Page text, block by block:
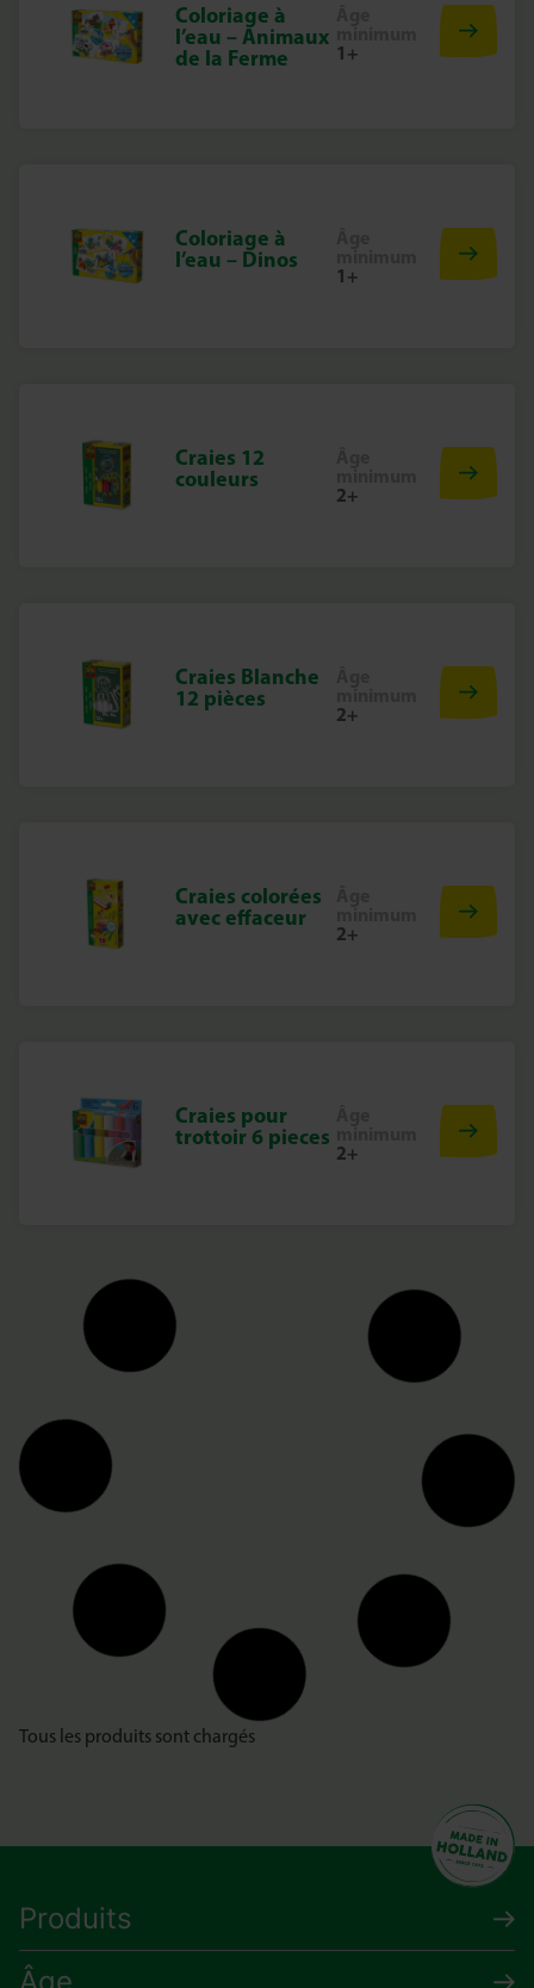
Coloriage à
l’eau – Animaux
de la Ferme
1+
Coloriage à
l’eau – Dinos
1+
Craies 12
couleurs
2+
Craies Blanche
12 pièces
2+
Craies colorées
avec effaceur
2+
Craies pour
trottoir 6 pieces
2+
Tous les produits sont chargés
Produits